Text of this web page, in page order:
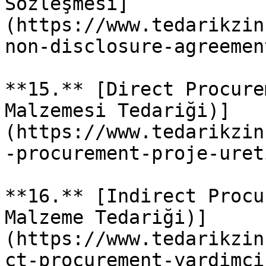
(https://
non-disclosure-
**15.** [Direct
Malzemesi Tedariği)]
(https://
-procurement-proje-
**16.** [Indirect
Malzeme Tedariği)]
(https://
ct-procurement-